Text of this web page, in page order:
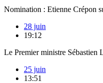
Nomination : Etienne Crépon
28 juin
19:12
Le Premier ministre Sébastien
25 juin
13:51